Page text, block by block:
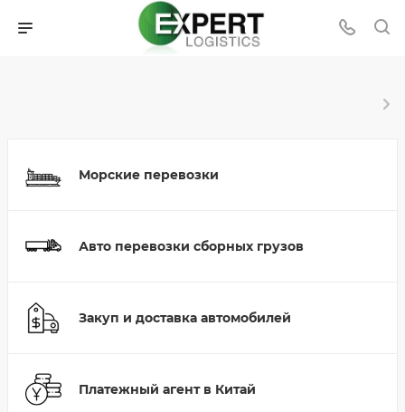
Морские перевозки
Авто перевозки сборных грузов
Закуп и доставка автомобилей
Платежный агент в Китай